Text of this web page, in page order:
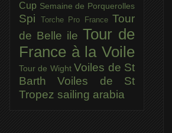
Cup Semaine de Porquerolles
Spi Torche Pro France Tour
de Belle ile Tour de
France à la Voile
Tour de Wight Voiles de St
BarthVoiles de St
Tropez sailing arabia